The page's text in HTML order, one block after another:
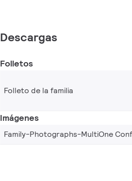
Descargas
Folletos
Folleto de la familia
Imágenes
Family-Photographs-MultiOne